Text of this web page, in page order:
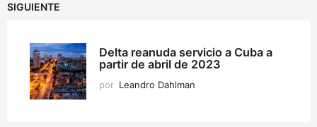
SIGUIENTE
Delta reanuda servicio a Cuba a
partir de abril de 2023
por Leandro Dahlman